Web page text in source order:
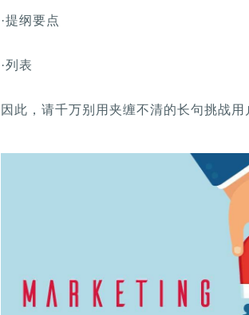
·提纲要点
·列表
因此，请千万别用夹缠不清的长句挑战用